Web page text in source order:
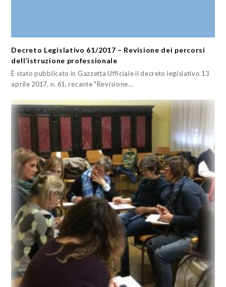
Decreto Legislativo 61/2017 – Revisione dei percorsi
dell’istruzione professionale
È stato pubblicato in Gazzetta Ufficiale il decreto legislativo 13
aprile 2017, n. 61, recante "Revisione…